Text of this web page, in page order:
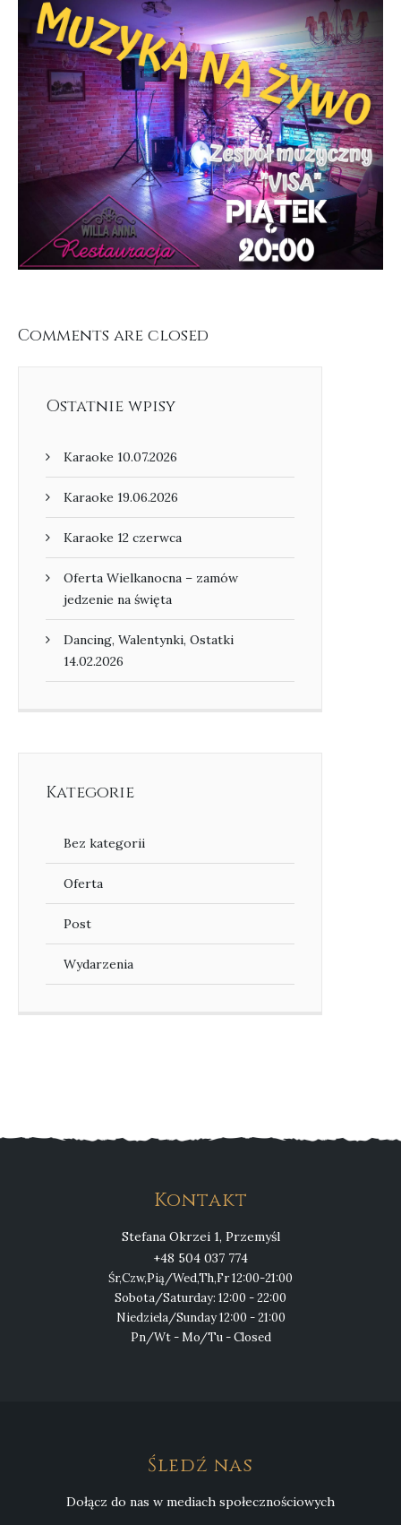
Comments are closed
Ostatnie wpisy
Karaoke 10.07.2026
Karaoke 19.06.2026
Karaoke 12 czerwca
Oferta Wielkanocna – zamów
jedzenie na święta
Dancing, Walentynki, Ostatki
14.02.2026
Kategorie
Bez kategorii
Oferta
Post
Wydarzenia
Kontakt
Stefana Okrzei 1, Przemyśl
+48 504 037 774
Śr,Czw,Pią/Wed,Th,Fr 12:00-21:00
Sobota/Saturday: 12:00 - 22:00
Niedziela/Sunday 12:00 - 21:00
Pn/Wt - Mo/Tu - Closed
Śledź nas
Dołącz do nas w mediach społecznościowych